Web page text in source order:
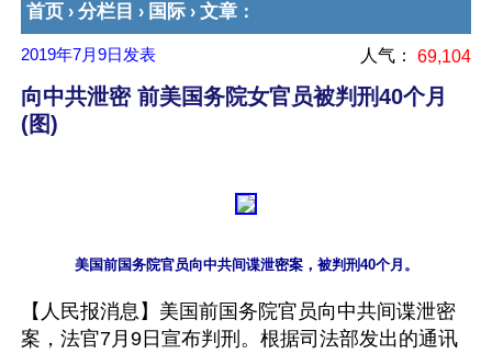
首页 › 分栏目 › 国际 › 文章 ：
2019年7月9日 发表 人气： 69,104
向中共泄密 前美国务院女官员被判刑40个月
(图)
【人民报消息】美国前国务院官员向中共间谍泄密
案，法官7月9日宣布判刑。根据司法部发出的通讯